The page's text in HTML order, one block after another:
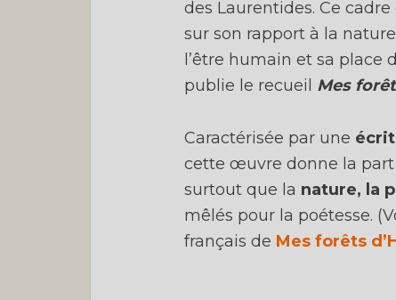
des Laurentides. Ce
sur son rapport à la
l’être humain et sa place
publie le recueil Mes
Caractérisée par une
cette œuvre donne la part
surtout que la nature, la
mêlés pour la poétesse.
français de Mes forêts